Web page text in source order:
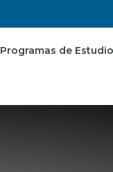
Programas de Estudio